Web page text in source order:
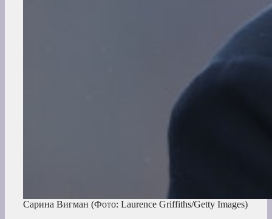
Сарина Вигман (Фото: Laurence Griffiths/Getty Images)